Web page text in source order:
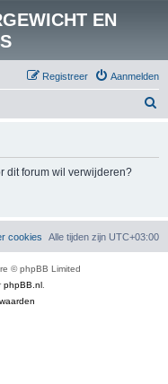
EN
Aanmelden
Registreer
dit forum wil verwijderen?
Alle tijden zijn UTC+03:00
cookies
© phpBB Limited
phpBB.nl